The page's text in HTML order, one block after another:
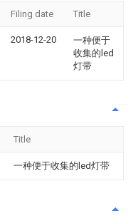
Filing date Title
2018-12-20
一种便于
收集的led
灯带
Title
一种便于收集的led灯带